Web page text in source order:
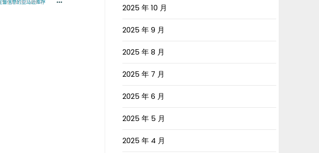
2025 年 10 月
2025 年 9 月
2025 年 8 月
2025 年 7 月
2025 年 6 月
2025 年 5 月
2025 年 4 月